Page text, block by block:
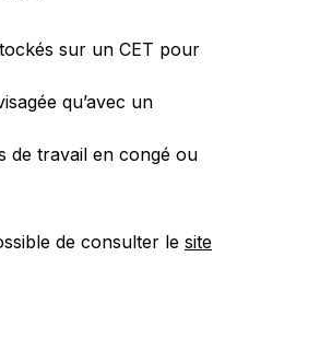
sur un CET pour
qu’avec un
de travail en congé ou
de consulter le site